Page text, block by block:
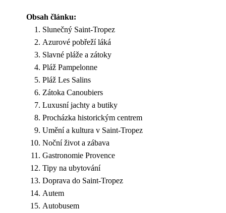
Obsah článku:
Slunečný Saint-Tropez
Azurové pobřeží láká
Slavné pláže a zátoky
Pláž Pampelonne
Pláž Les Salins
Zátoka Canoubiers
Luxusní jachty a butiky
Procházka historickým centrem
Umění a kultura v Saint-Tropez
Noční život a zábava
Gastronomie Provence
Tipy na ubytování
Doprava do Saint-Tropez
Autem
Autobusem